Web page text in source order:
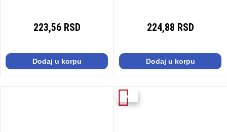
223,56 RSD
Dodaj u korpu
224,88 RSD
Dodaj u korpu
-6%